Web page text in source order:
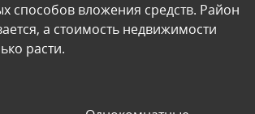
способов вложения средств. Район
а стоимость недвижимости
расти.